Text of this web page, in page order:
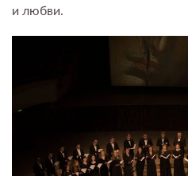
и любви.